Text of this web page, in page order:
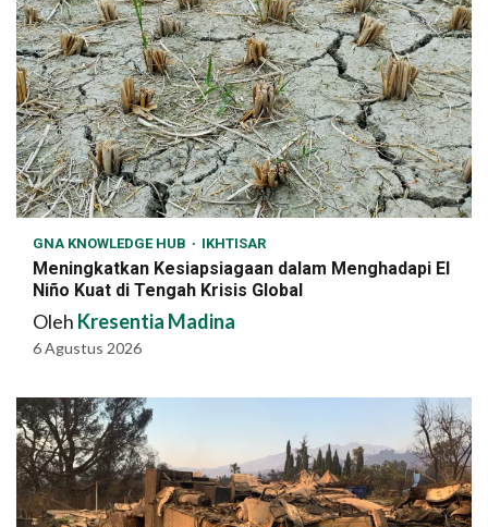
GNA KNOWLEDGE HUB IKHTISAR
Meningkatkan Kesiapsiagaan dalam Menghadapi El
Niño Kuat di Tengah Krisis Global
Oleh Kresentia Madina
6 Agustus 2026